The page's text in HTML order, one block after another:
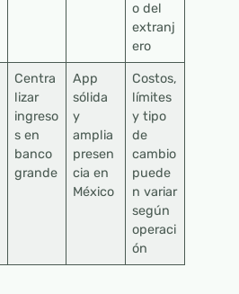
o del
extranj
ero
Centra
lizar
ingreso
s en
banco
grande
App
sólida
y
amplia
presen
cia en
México
Costos,
límites
y tipo
de
cambio
puede
n variar
según
operaci
ón